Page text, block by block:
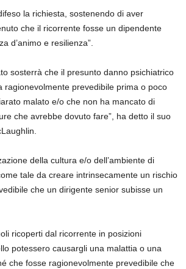
la richiesta, sostenendo di aver
che il ricorrente fosse un dipendente
d’animo e resilienza”.
sosterrà che il presunto danno psichiatrico
ragionevolmente prevedibile prima o poco
malato e/o che non ha mancato di
che avrebbe dovuto fare”, ha detto il suo
della cultura e/o dell’ambiente di
tale da creare intrinsecamente un rischio
che un dirigente senior subisse un
ricoperti dal ricorrente in posizioni
potessero causargli una malattia o una
che fosse ragionevolmente prevedibile che